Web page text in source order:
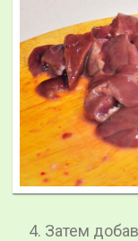
Затем